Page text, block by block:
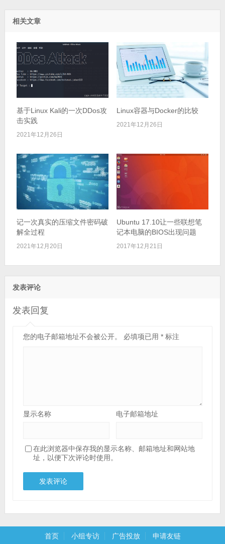
相关文章
基于Linux Kali的一次DDos攻
击实践
2021年12月26日
Linux容器与Docker的比较
2021年12月26日
记一次真实的压缩文件密码破
解全过程
2021年12月20日
Ubuntu 17.10让一些联想笔
记本电脑的BIOS出现问题
2017年12月21日
发表评论
发表回复
您的电子邮箱地址不会被公开。 必填项已用 *标注
显示名称 电子邮箱地址
在此浏览器中保存我的显示名称、邮箱地址和网站地
址，以便下次评论时使用。
首页 小组专访 广告投放 申请友链